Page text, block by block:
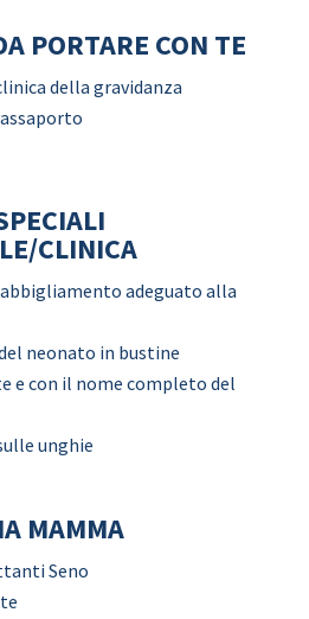
PORTARE CON TE
della gravidanza
CLINICA
adeguato alla
neonato in bustine
e con il nome completo del
unghie
MAMMA
Seno